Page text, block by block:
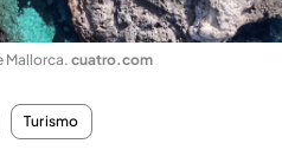
Mallorca. cuatro.com
Turismo